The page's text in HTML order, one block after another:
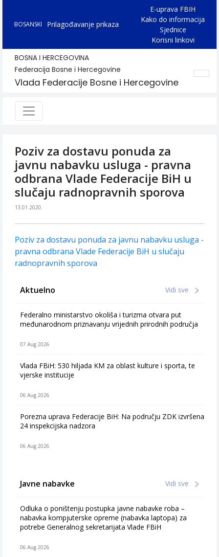
BOSANSKI Prilagođavanje prikaza
E-uprava FBIH
Kako do informacija
Sjednice
Korisni linkovi
BOSNA I HERCEGOVINA
Federacija Bosne i Hercegovine
Vlada Federacije Bosne i Hercegovine
Poziv za dostavu ponuda za
javnu nabavku usluga - pravna
odbrana Vlade Federacije BiH u
slučaju radnopravnih sporova
13.01.2020.
Poziv za dostavu ponuda za javnu nabavku usluga -
pravna odbrana Vlade Federacije BiH u slučaju
radnopravnih sporova
Aktuelno Vidi sve
Federalno ministarstvo okoliša i turizma otvara put
međunarodnom priznavanju vrijednih prirodnih područja
07 Aug 2026
Vlada FBiH: 530 hiljada KM za oblast kulture i sporta, te
vjerske institucije
06 Aug 2026
Porezna uprava Federacije BiH: Na području ZDK izvršena
24 inspekcijska nadzora
06 Aug 2026
Javne nabavke Vidi sve
Odluka o poništenju postupka javne nabavke roba –
nabavka kompjuterske opreme (nabavka laptopa) za
potrebe Generalnog sekretarijata Vlade FBiH
06 Aug 2026